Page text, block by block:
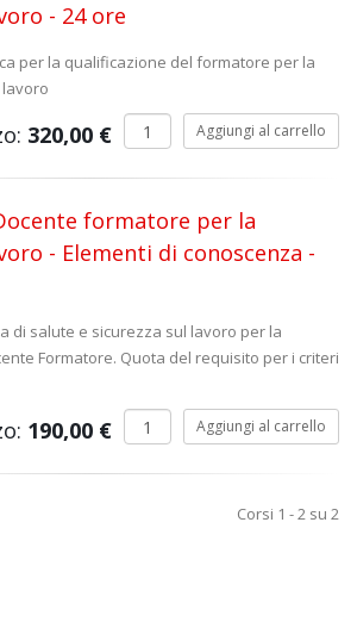
- 24 ore
per la qualificazione del formatore per la
320,00 €
formatore per la
- Elementi di conoscenza -
di salute e sicurezza sul lavoro per la
Formatore. Quota del requisito per i criteri
190,00 €
Corsi 1 - 2 su 2